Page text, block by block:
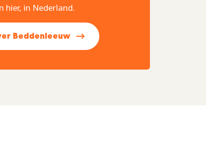
hier, in Nederland.
Beddenleeuw